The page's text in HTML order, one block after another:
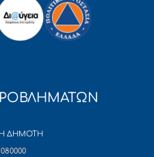
ΔΗΜΟΤΗ